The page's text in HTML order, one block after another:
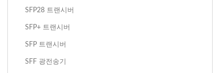
SFP28 트랜시버
SFP+ 트랜시버
SFP 트랜시버
SFF 광전송기